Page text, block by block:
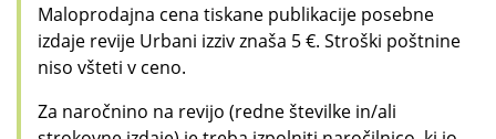
Maloprodajna cena tiskane publikacije posebne
izdaje revije Urbani izziv znaša 5 €. Stroški poštnine
niso všteti v ceno.
Za naročnino na revijo (redne številke in/ali